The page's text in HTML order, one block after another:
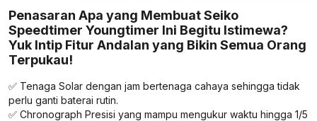
Penasaran Apa yang Membuat Seiko
Speedtimer Youngtimer Ini Begitu Istimewa?
Yuk Intip Fitur Andalan yang Bikin Semua Orang
Terpukau!
✅ Tenaga Solar dengan jam bertenaga cahaya sehingga tidak
perlu ganti baterai rutin.
✅ Chronograph Presisi yang mampu mengukur waktu hingga 1/5